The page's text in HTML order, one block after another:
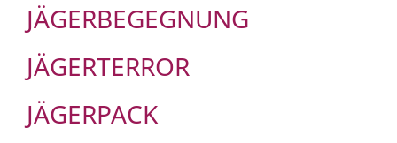
JÄGERBEGEGNUNG
JÄGERTERROR
JÄGERPACK